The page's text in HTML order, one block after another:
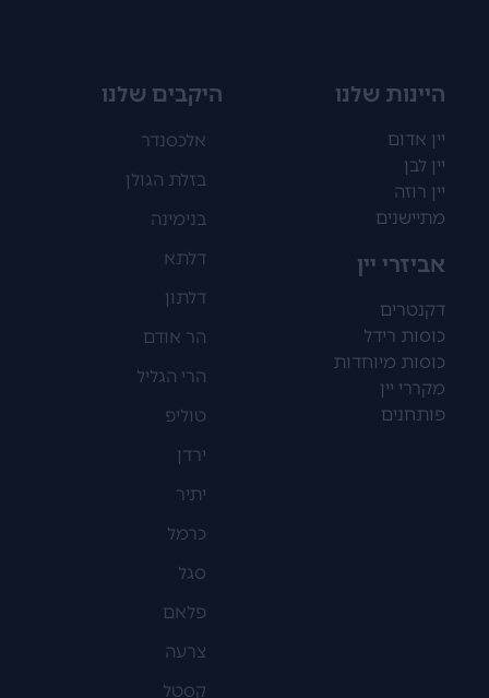
היינות שלנו
יין אדום
יין לבן
יין רוזה
מתיישנים
אביזרי יין
דקנטרים
כוסות רידל
כוסות מיוחדות
מקררי יין
פותחנים
היקבים שלנו
אלכסנדר
בזלת הגולן
בנימינה
דלתא
דלתון
הר אודם
הרי הגליל
טוליפ
ירדן
יתיר
כרמל
סגל
פלאם
צרעה
קסטל